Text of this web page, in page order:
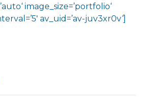
image_size=’portfolio‘
av_uid=’av-juv3xr0v‘]